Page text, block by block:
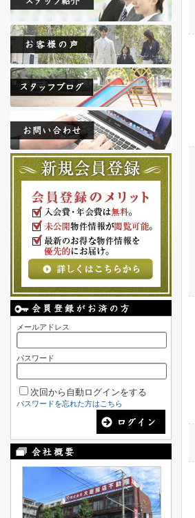
メールアドレス
パスワード
次回から自動ログインをする
パスワードを忘れた方はこちら